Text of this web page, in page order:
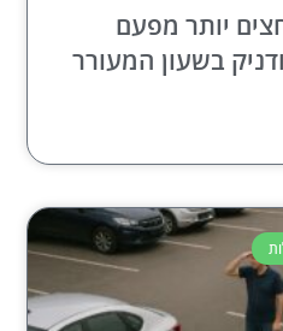
יותר מפעם
בשעון המעורר